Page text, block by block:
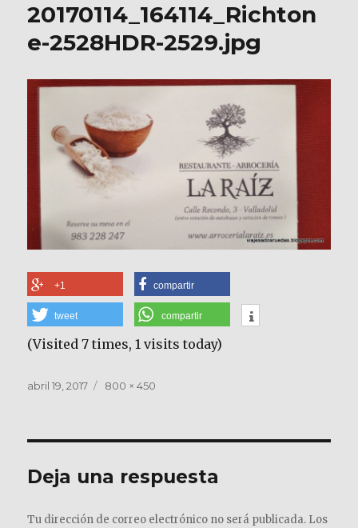
20170114_164114_Richton
e-2528HDR-2529.jpg
+1 compartir
tweet compartir
(Visited 7 times, 1 visits today)
Publicado
abril 19, 2017
Tamaño
800 × 450
Deja una respuesta
Tu dirección de correo electrónico no será publicada. Los